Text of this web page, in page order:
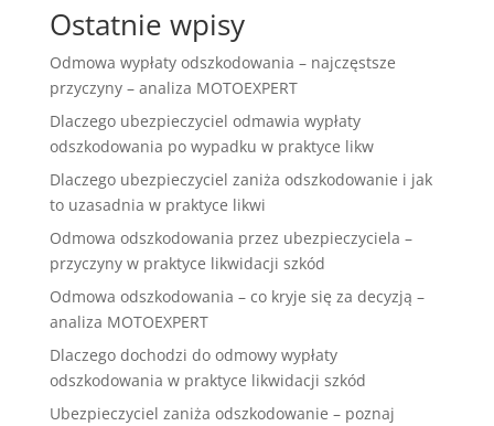
Ostatnie wpisy
Odmowa wypłaty odszkodowania – najczęstsze
przyczyny – analiza MOTOEXPERT
Dlaczego ubezpieczyciel odmawia wypłaty
odszkodowania po wypadku w praktyce likw
Dlaczego ubezpieczyciel zaniża odszkodowanie i jak
to uzasadnia w praktyce likwi
Odmowa odszkodowania przez ubezpieczyciela –
przyczyny w praktyce likwidacji szkód
Odmowa odszkodowania – co kryje się za decyzją –
analiza MOTOEXPERT
Dlaczego dochodzi do odmowy wypłaty
odszkodowania w praktyce likwidacji szkód
Ubezpieczyciel zaniża odszkodowanie – poznaj